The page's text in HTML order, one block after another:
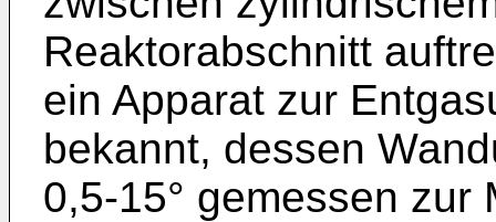
Reaktorabschnitt
ein Apparat zur
bekannt, dessen
0,5-15° gemessen zur